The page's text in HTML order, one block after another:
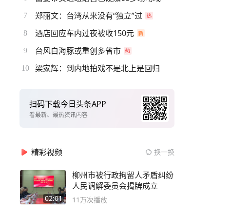
7 郑丽文：台湾从来没有“独立”过
8 酒店回应车内过夜被收150元
9 台风白海豚或重创多省市
10 梁家辉：到内地拍戏不是北上是回归
扫码下载今日头条APP
看最新、最热资讯内容
精彩视频 换一换
02:01
柳州市被行政拘留人矛盾纠纷
人民调解委员会揭牌成立
11万次播放